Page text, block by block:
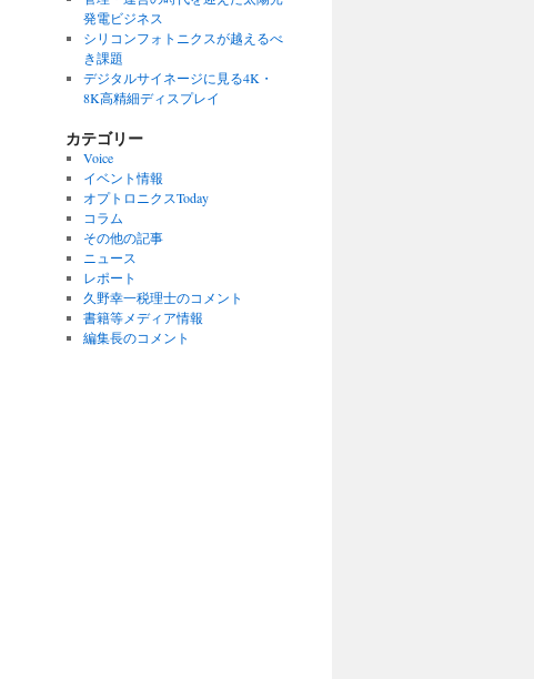
発電ビジネス
シリコンフォトニクスが越えるべ
き課題
デジタルサイネージに見る4K・
8K高精細ディスプレイ
カテゴリー
Voice
イベント情報
オプトロニクスToday
コラム
その他の記事
ニュース
レポート
久野幸一税理士のコメント
書籍等メディア情報
編集長のコメント